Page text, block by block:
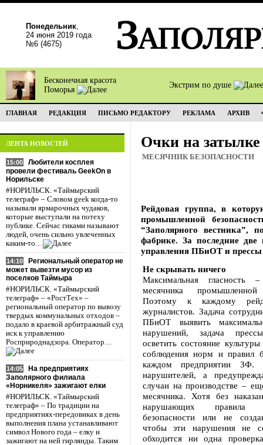
Понедельник,
24 июня 2019 года
№6 (4675)
Бесконечная красота
Поморья
Экстрим по душе
ГЛАВНАЯ РЕДАКЦИЯ ПИСЬМО РЕДАКТОРУ РЕКЛАМА АРХИВ
ЛЕНТА НОВОСТЕЙ
15:00
Любители косплея
провели фестиваль GeekOn в
Норильске
#НОРИЛЬСК. «Таймырский
телеграф» – Словом geek когда-то
называли ярмарочных чудаков,
которые выступали на потеху
публике. Сейчас гиками называют
людей, очень сильно увлеченных
каким-то…
14:10
Региональный оператор не
может вывезти мусор из
поселков Таймыра
#НОРИЛЬСК. «Таймырский
телеграф» – «РостТех» –
региональный оператор по вывозу
твердых коммунальных отходов –
подало в краевой арбитражный суд
иск к управлению
Росприроднадзора. Оператор…
14:05
На предприятиях
Заполярного филиала
«Норникеля» зажигают елки
#НОРИЛЬСК. «Таймырский
телеграф» – По традиции на
предприятиях-передовиках в день
выполнения плана устанавливают
символ Нового года – елку и
зажигают на ней гирлянды. Таким
Очки на затылке
МЕСЯЧНИК БЕЗОПАСНОСТИ
Рейдовая группа, в
промышленной
“Заполярного вестника”,
фабрике. За последние две
управления ПБиОТ и прессы
Не скрывать ничего
Максимальная гласность
месячника промышленной
Поэтому к каждому
журналистов. Задача
ПБиОТ выявить
нарушений, задача
осветить состояние
соблюдения норм и правил
каждом предприятии ЗФ.
нарушителей, а
случаи на производстве –
месячника. Хотя без
нарушающих правила
безопасности или не
чтобы эти нарушения не
обходится ни одна